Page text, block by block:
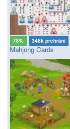
78% 346k přehrání
Mahjong Cards